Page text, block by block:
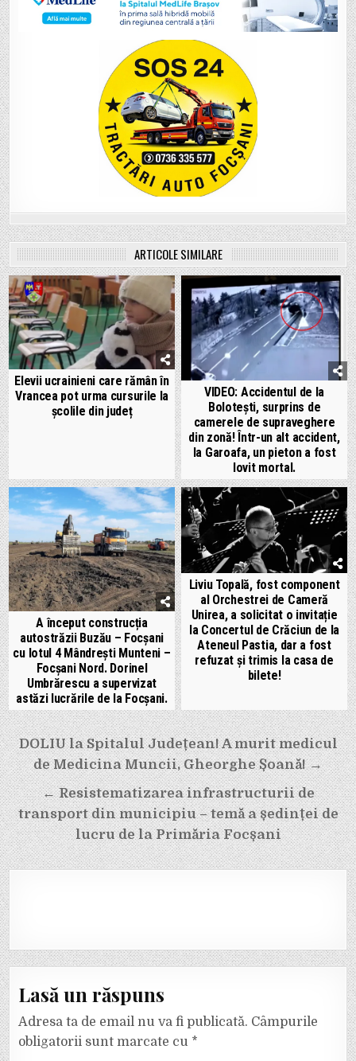
ARTICOLE SIMILARE
Elevii ucrainieni care rămân în
Vrancea pot urma cursurile la
școlile din județ
VIDEO: Accidentul de la
Bolotești, surprins de
camerele de supraveghere
din zonă! Într-un alt accident,
la Garoafa, un pieton a fost
lovit mortal.
A început construcția
autostrăzii Buzău – Focșani
cu lotul 4 Mândrești Munteni –
Focșani Nord. Dorinel
Umbrărescu a supervizat
astăzi lucrările de la Focșani.
Liviu Topală, fost component
al Orchestrei de Cameră
Unirea, a solicitat o invitație
la Concertul de Crăciun de la
Ateneul Pastia, dar a fost
refuzat și trimis la casa de
bilete!
Navigare
în
articole
DOLIU la Spitalul Județean! A murit medicul
de Medicina Muncii, Gheorghe Șoană! →
← Resistematizarea infrastructurii de
transport din municipiu – temă a ședinței de
lucru de la Primăria Focșani
Lasă un răspuns
Adresa ta de email nu va fi publicată. Câmpurile
obligatorii sunt marcate cu *